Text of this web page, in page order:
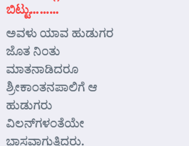
ಬಿಟ್ಟು………
ಅವಳು ಯಾವ ಹುಡುಗರ
ಜೊತ ನಿಂತು
ಮಾತನಾಡಿದರೂ
ಶ್ರೀಕಾಂತನಪಾಲಿಗೆ ಆ
ಹುಡುಗರು
ವಿಲನ್‌ಗಳಂತೆಯೇ
ಭಾಸವಾಗುತ್ತಿದ್ದರು.